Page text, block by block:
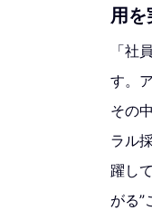
用を
「社
す。
その
ラル
躍し
がる”